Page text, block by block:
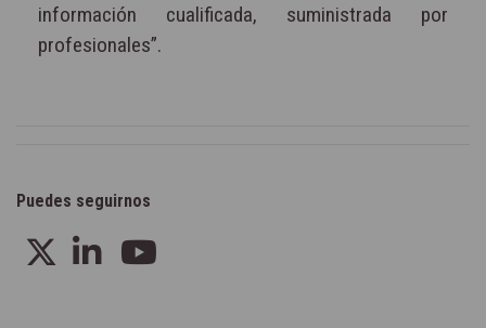
información cualificada, suministrada por
profesionales”.
Puedes seguirnos